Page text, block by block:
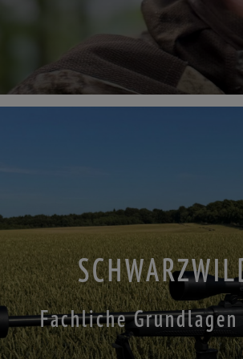
Fachliche